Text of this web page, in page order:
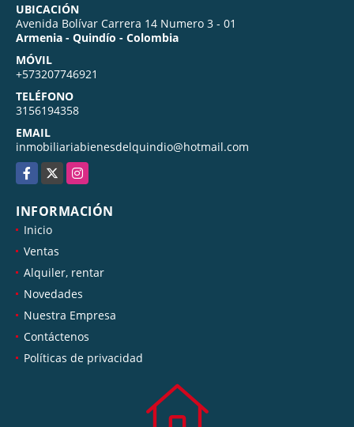
UBICACIÓN
Avenida Bolívar Carrera 14 Numero 3 - 01
Armenia - Quindío - Colombia
MÓVIL
+573207746921
TELÉFONO
3156194358
EMAIL
inmobiliariabienesdelquindio@hotmail.com
Facebook
X Instagram
INFORMACIÓN
Inicio
Ventas
Alquiler, rentar
Novedades
Nuestra Empresa
Contáctenos
Políticas de privacidad